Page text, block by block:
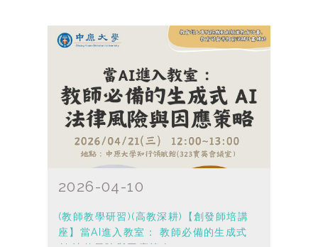
2026-04-10
(教師教學研習)(高教深耕)【創發師培講
座】當AI進入教室： 教師必備的生成式